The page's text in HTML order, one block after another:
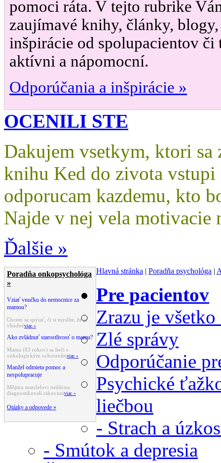
pomoci ráta. V tejto rubrike
zaujímavé knihy, články,
inšpirácie od spolupacientov
aktívni a nápomocní.
Odporúčania a inšpirácie »
OCENILI STE
Dakujem vsetkym, ktori
knihu Ked do zivota
odporucam kazdemu, kto
Najde v nej vela motivacie
Ďalšie »
Poradňa onkopsychológa
»
Vziať vnučku do nemocnice za
mamou?
Chcem sa spýtať, či si myslíte, že je
vhodnéviac »
Ako zvládnuť starostlivosť o mamu?
Mama (83 rokov) sa lieči s
onkologickým ochorenímviac »
Manžel odmieta pomoc a
nespolupracuje
Môjmu manželovi nedávno
diagnostikovali rakovinuviac »
Otázky a odpovede »
Hlavná stránka | Poradňa psychológa |
Pre pacientov
Zrazu je
Zlé správy
Odporúčanie
Psychické
liečbou
- Strach a
- Smútok a depresia